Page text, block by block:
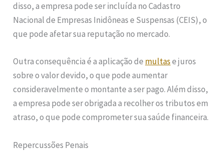
disso, a empresa pode ser incluída no Cadastro
Nacional de Empresas Inidôneas e Suspensas (CEIS), o
que pode afetar sua reputação no mercado.
Outra consequência é a aplicação de multase juros
sobre o valor devido, o que pode aumentar
consideravelmente o montante a ser pago. Além disso,
a empresa pode ser obrigada a recolher os tributos em
atraso, o que pode comprometer sua saúde financeira.
Repercussões Penais